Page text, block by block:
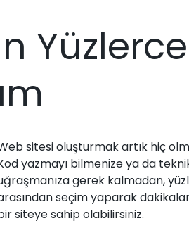
Yüzlerce
sitesi oluşturmak artık hiç
yazmayı bilmenize ya da
gerek kalmadan,
seçim yaparak
siteye sahip olabilirsiniz.